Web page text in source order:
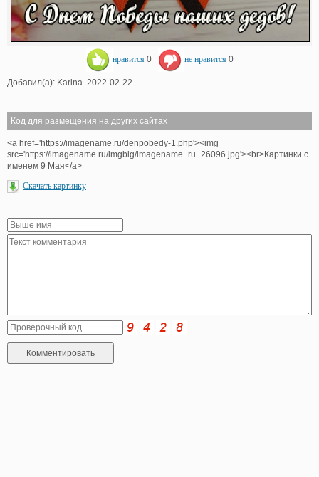
нравится 0 не нравится 0
Добавил(а): Karina. 2022-02-22
Код для размещения на других сайтах
<a href='https://imagename.ru/denpobedy-1.php'><img
src='https://imagename.ru/imgbig/imagename_ru_26096.jpg'><br>Картинки с
именем 9 Мая</a>
Скачать картинку